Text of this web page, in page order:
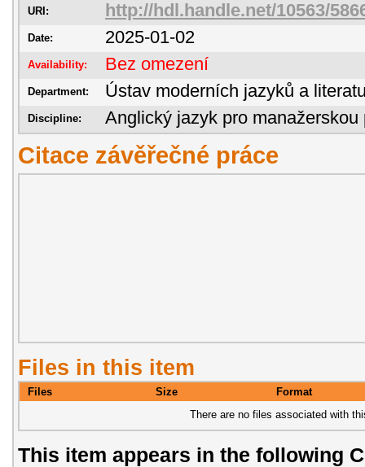
URI: http://hdl.handle.net/10563/
Date: 2025-01-02
Availability: Bez omezení
Department: Ústav moderních jazyků a
Discipline: Anglický jazyk pro manažerskou
Citace závěřečné práce
Files in this item
Files Size
Format
There are no files associated with
This item appears in the following